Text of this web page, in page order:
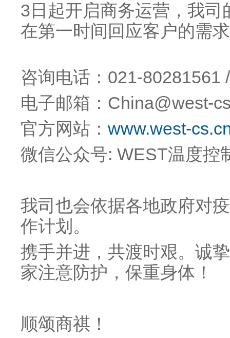
3日起开启商务运营，我
在第一时间回应客户的需
咨询电话：021-80281561
电子邮箱：China@west-
官方网站： www.west-
微信公众号: WEST温度控
我司也会依据各地政府对
作计划。
携手并进，共渡时艰。诚
家注意防护，保重身体！
顺颂商祺！